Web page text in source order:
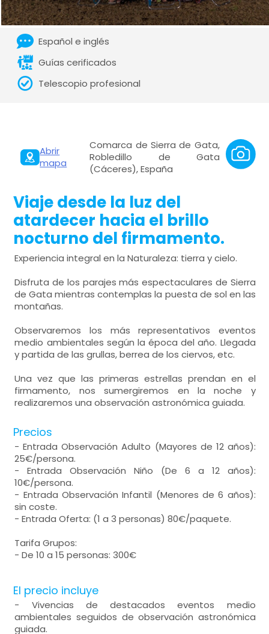
Español e inglés
Guías cerificados
Telescopio profesional
Abrir
mapa
Comarca de Sierra de Gata,
Robledillo de Gata
(Cáceres), España
Viaje desde la luz del
atardecer hacia el brillo
nocturno del firmamento.
Experiencia integral en la Naturaleza: tierra y cielo.
Disfruta de los parajes más espectaculares de Sierra
de Gata mientras contemplas la puesta de sol en las
montañas.
Observaremos los más representativos eventos
medio ambientales según la época del año. Llegada
y partida de las grullas, berrea de los ciervos, etc.
Una vez que las primeras estrellas prendan en el
firmamento, nos sumergiremos en la noche y
realizaremos una observación astronómica guiada.
Precios
- Entrada Observación Adulto (Mayores de 12 años):
25€/persona.
- Entrada Observación Niño (De 6 a 12 años):
10€/persona.
- Entrada Observación Infantil (Menores de 6 años):
sin coste.
- Entrada Oferta: (1 a 3 personas) 80€/paquete.
Tarifa Grupos:
- De 10 a 15 personas: 300€
El precio incluye
- Vivencias de destacados eventos medio
ambientales seguidos de observación astronómica
guiada.